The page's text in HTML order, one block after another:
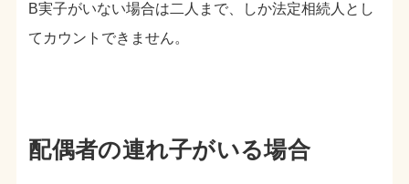
B実子がいない場合は二人まで、しか法定相続人とし
てカウントできません。
配偶者の連れ子がいる場合